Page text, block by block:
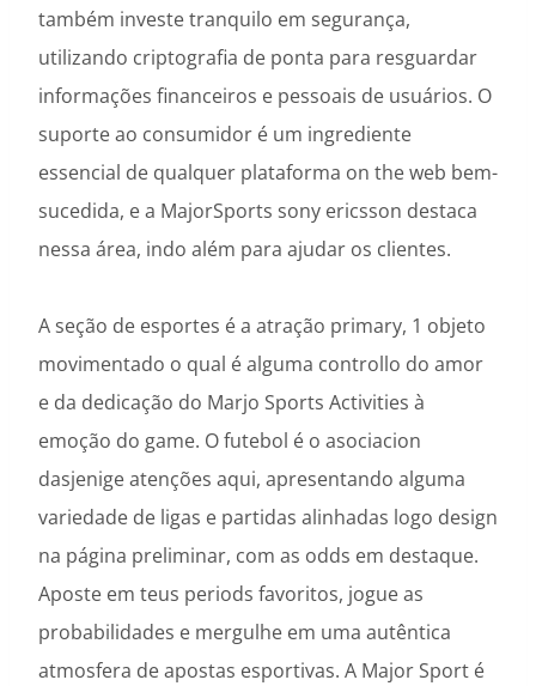
também investe tranquilo em segurança,
utilizando criptografia de ponta para resguardar
informações financeiros e pessoais de usuários. O
suporte ao consumidor é um ingrediente
essencial de qualquer plataforma on the web bem-
sucedida, e a MajorSports sony ericsson destaca
nessa área, indo além para ajudar os clientes.
A seção de esportes é a atração primary, 1 objeto
movimentado o qual é alguma controllo do amor
e da dedicação do Marjo Sports Activities à
emoção do game. O futebol é o asociacion
dasjenige atenções aqui, apresentando alguma
variedade de ligas e partidas alinhadas logo design
na página preliminar, com as odds em destaque.
Aposte em teus periods favoritos, jogue as
probabilidades e mergulhe em uma autêntica
atmosfera de apostas esportivas. A Major Sport é